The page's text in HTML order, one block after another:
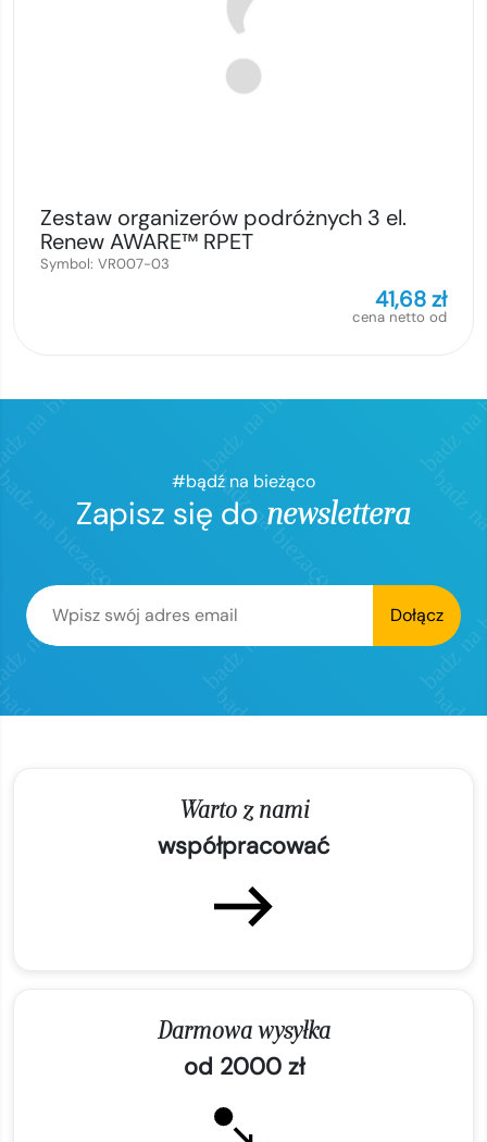
Zestaw organizerów podróżnych 3 el.
Renew AWARE™ RPET
Symbol: VR007-03
41,68zł
cena netto od
#bądź na bieżąco
Zapisz się do newslettera
Dołącz
Warto z nami
współpracować
Darmowa wysyłka
od 2000 zł